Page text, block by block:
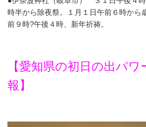
時半から除夜祭。１月１日午前６時から
前９時?午後４時、新年祈祷。
【愛知県の初日の出パ
報】